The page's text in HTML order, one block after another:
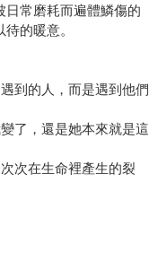
日常磨耗而遍體鱗傷的
的暖意。
到的人，而是遇到他們
了，還是她本來就是這
次在生命裡產生的裂